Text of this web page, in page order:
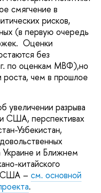
смягчение в
рисков,
(в первую очередь
Оценки
без
по оценкам МВФ),но
роста, чем в прошлое
увеличении разрыва
и США, перспективах
Узбекистан,
Украине и Ближнем
китайского
США – см. основной
.